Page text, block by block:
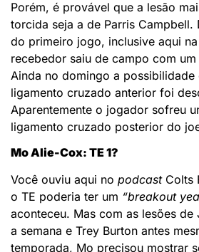
Porém, é provável que a lesão
torcida seja a de Parris Campbell.
do primeiro jogo, inclusive aqui
recebedor saiu de campo com
Ainda no domingo a
ligamento cruzado anterior foi
Aparentemente o jogador sofreu
ligamento cruzado posterior do
Mo Alie-Cox: TE 1?
Você ouviu aqui no podcastColts
o TE poderia ter um “breakout
aconteceu. Mas com as lesões
a semana e Trey Burton antes
temporada, Mo precisou mostrar